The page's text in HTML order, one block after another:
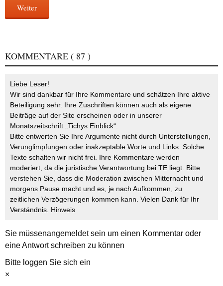
Weiter
KOMMENTARE ( 87 )
Liebe Leser!
Wir sind dankbar für Ihre Kommentare und schätzen Ihre aktive
Beteiligung sehr. Ihre Zuschriften können auch als eigene
Beiträge auf der Site erscheinen oder in unserer
Monatszeitschrift „Tichys Einblick“.
Bitte entwerten Sie Ihre Argumente nicht durch Unterstellungen,
Verunglimpfungen oder inakzeptable Worte und Links. Solche
Texte schalten wir nicht frei. Ihre Kommentare werden
moderiert, da die juristische Verantwortung bei TE liegt. Bitte
verstehen Sie, dass die Moderation zwischen Mitternacht und
morgens Pause macht und es, je nach Aufkommen, zu
zeitlichen Verzögerungen kommen kann. Vielen Dank für Ihr
Verständnis. Hinweis
Sie müssenangemeldetsein um einen Kommentar oder
eine Antwort schreiben zu können
Bitte loggen Sie sich ein
×